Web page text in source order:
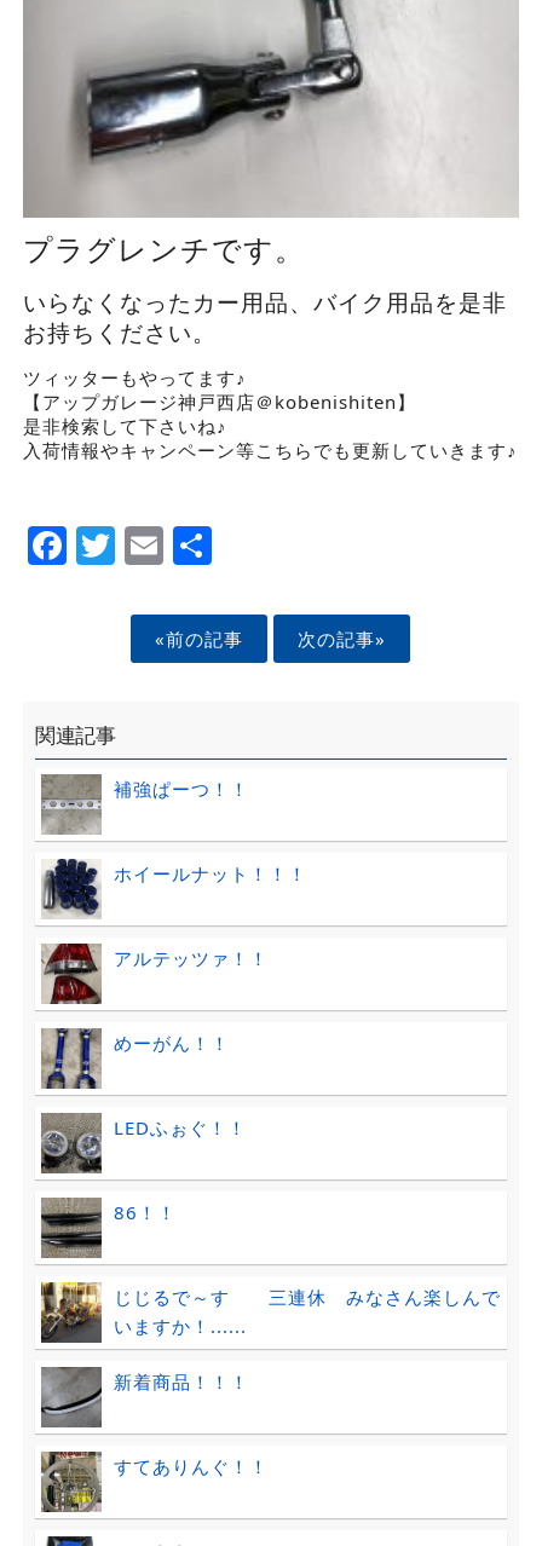
プラグレンチです。
いらなくなったカー用品、バイク用品を是非
お持ちください。
ツィッターもやってます♪
【アップガレージ神戸西店＠kobenishiten】
是非検索して下さいね♪
入荷情報やキャンペーン等こちらでも更新していきます♪
Facebook
Twitter
EmailShare
«前の記事 次の記事»
関連記事
補強ぱーつ！！
ホイールナット！！！
アルテッツァ！！
めーがん！！
LEDふぉぐ！！
86！！
じじるで～す 三連休 みなさん楽しんで
いますか！......
新着商品！！！
すてありんぐ！！